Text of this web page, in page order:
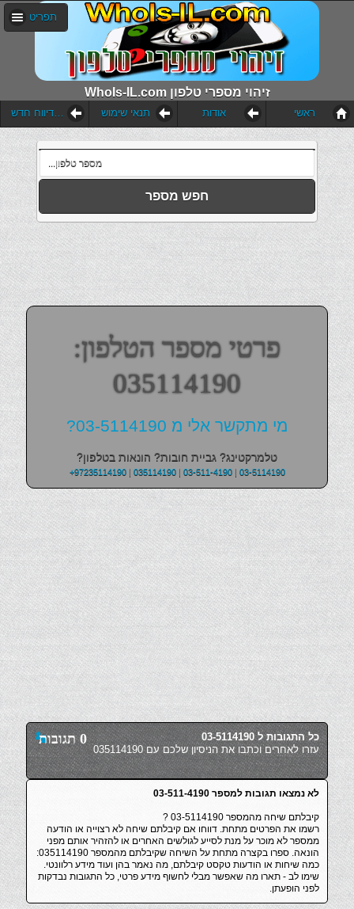
WhoIs-IL.com זיהוי מספרי טלפון
תפריט
הוסף דיווח חדש תנאי שימוש אודות ראשי
חפש מספר
פרטי מספר הטלפון:
035114190
מי מתקשר אלי מ 03-5114190?
טלמרקטינג? גביית חובות? הונאות בטלפון?
+97235114190| 035114190| 03-511-4190| 03-5114190
0 תגובות
כל התגובות ל 03-5114190
עזרו לאחרים וכתבו את הניסיון שלכם עם 035114190
לא נמצאו תגובות למספר 03-511-4190
קיבלתם שיחה מהמספר 03-5114190 ?
רשמו את הפרטים מתחת. דווחו אם קיבלתם שיחה לא רצוייה או הודעה
ממספר לא מוכר על מנת לסייע לגולשים האחרים או להזהיר אותם מפני
הונאה. ספרו בקצרה מתחת על השיחה שקיבלתם מהמספר 035114190:
כמה שיחות או הודעות טקסט קיבלתם, מה נאמר בהן ועוד מידע רלוונטי.
שימו לב - תארו מה שאפשר מבלי לחשוף מידע פרטי, כל התגובות נבדקות
לפני הופעתן.